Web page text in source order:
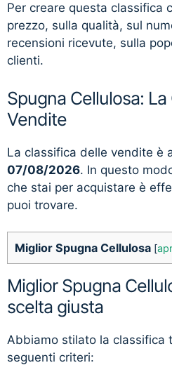
Per creare questa classifica
prezzo, sulla qualità, sul
recensioni ricevute, sulla
clienti.
Spugna Cellulosa:
Vendite
La classifica delle vendite è
07/08/2026. In questo
che stai per acquistare è
puoi trovare.
Miglior Spugna Cellulosa [
Miglior Spugna
scelta giusta
Abbiamo stilato la classifica
seguenti criteri: